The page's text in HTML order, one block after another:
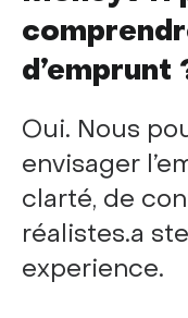
d’emprunt
Oui. Nous
envisager
clarté, de
réalistes.a
experience.